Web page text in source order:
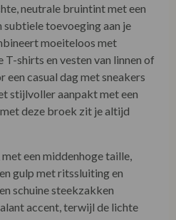
neutrale bruintint met een
subtiele toevoeging aan je
moeiteloos met
T-shirts en vesten van linnen of
een casual dag met sneakers
stijlvoller aanpakt met een
deze broek zit je altijd
een middenhoge taille,
gulp met ritssluiting en
schuine steekzakken
accent, terwijl de lichte